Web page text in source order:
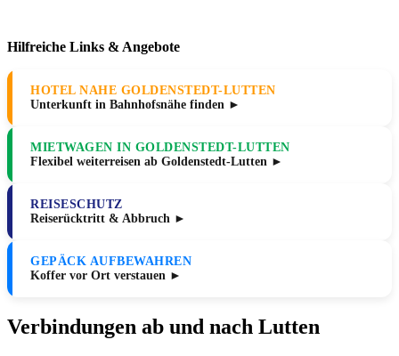
Hilfreiche Links & Angebote
HOTEL NAHE GOLDENSTEDT-LUTTEN
Unterkunft in Bahnhofsnähe finden ►
MIETWAGEN IN GOLDENSTEDT-LUTTEN
Flexibel weiterreisen ab Goldenstedt-Lutten ►
REISESCHUTZ
Reiserücktritt & Abbruch ►
GEPÄCK AUFBEWAHREN
Koffer vor Ort verstauen ►
Verbindungen ab und nach Lutten